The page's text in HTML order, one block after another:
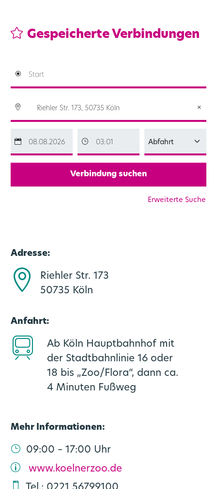
Gespeicherte Verbindungen
Verbindung suchen
Erweiterte Suche
Adresse:
Riehler Str. 173
50735 Köln
Anfahrt:
Ab Köln Hauptbahnhof mit
der Stadtbahnlinie 16 oder
18 bis „Zoo/Flora“, dann ca.
4 Minuten Fußweg
Mehr Informationen:
09:00 – 17:00 Uhr
www.koelnerzoo.de